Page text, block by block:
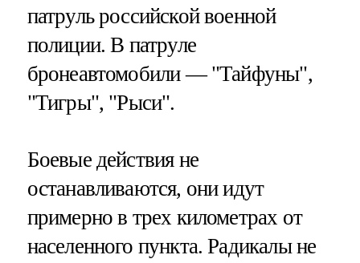
патруль российской военной
полиции. В патруле
бронеавтомобили — "Тайфуны",
"Тигры", "Рыси".
Боевые действия не
останавливаются, они идут
примерно в трех километрах от
населенного пункта. Радикалы не